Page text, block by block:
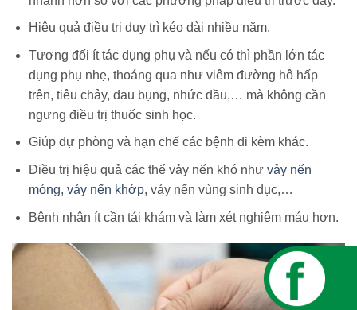
Hiệu quả điều trị duy trì kéo dài nhiều năm.
Tương đối ít tác dụng phụ và nếu có thì phần lớn tác
dụng phụ nhẹ, thoáng qua như viêm đường hô hấp
trên, tiêu chảy, đau bụng, nhức đầu,… mà không cần
ngưng điều trị thuốc sinh học.
Giúp dự phòng và hạn chế các bệnh đi kèm khác.
Điều trị hiệu quả các thể vảy nến khó như vảy nến
móng, vảy nến khớp, vảy nến vùng sinh dục,…
Bệnh nhân ít cần tái khám và làm xét nghiệm máu hơn.